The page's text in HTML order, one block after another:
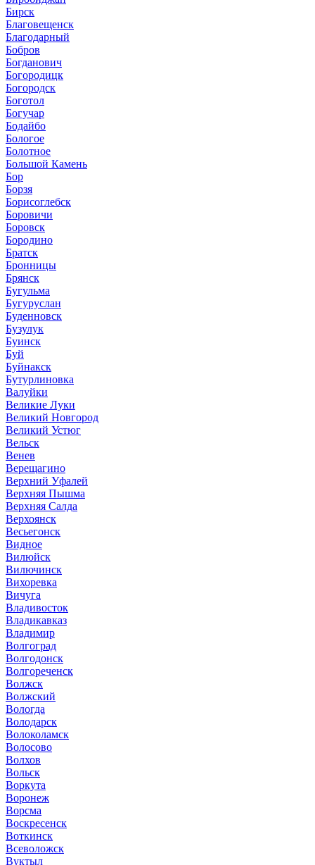
Бирск
Благовещенск
Благодарный
Бобров
Богданович
Богородицк
Богородск
Боготол
Богучар
Бодайбо
Бологое
Болотное
Большой Камень
Бор
Борзя
Борисоглебск
Боровичи
Боровск
Бородино
Братск
Бронницы
Брянск
Бугульма
Бугуруслан
Буденновск
Бузулук
Буинск
Буй
Буйнакск
Бутурлиновка
Валуйки
Великие Луки
Великий Новгород
Великий Устюг
Вельск
Венев
Верещагино
Верхний Уфалей
Верхняя Пышма
Верхняя Салда
Верхоянск
Весьегонск
Видное
Вилюйск
Вилючинск
Вихоревка
Вичуга
Владивосток
Владикавказ
Владимир
Волгоград
Волгодонск
Волгореченск
Волжск
Волжский
Вологда
Володарск
Волоколамск
Волосово
Волхов
Вольск
Воркута
Воронеж
Ворсма
Воскресенск
Воткинск
Всеволожск
Вуктыл